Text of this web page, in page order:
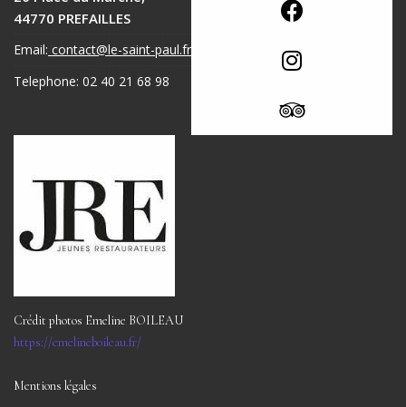
44770 PREFAILLES
Email: contact@le-saint-paul.fr
Telephone: 02 40 21 68 98
Crédit photos Emeline BOILEAU
https://emelineboileau.fr/
Mentions légales